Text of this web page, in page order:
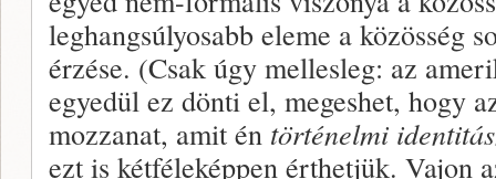
leghangsúlyosabb eleme a közösség
érzése. (Csak úgy mellesleg: az
egyedül ez dönti el, megeshet, hogy
mozzanat, amit én történelmi
ezt is kétféleképpen érthetjük. Vajon